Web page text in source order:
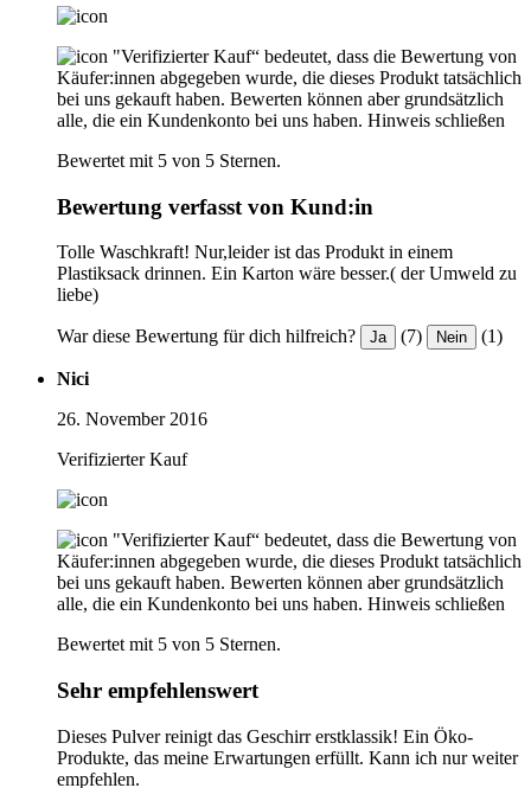
"Verifizierter Kauf“ bedeutet, dass die Bewertung von
Käufer:innen abgegeben wurde, die dieses Produkt tatsächlich
bei uns gekauft haben. Bewerten können aber grundsätzlich
alle, die ein Kundenkonto bei uns haben. Hinweis schließen
Bewertet mit 5 von 5 Sternen.
Bewertung verfasst von Kund:in
Tolle Waschkraft! Nur,leider ist das Produkt in einem
Plastiksack drinnen. Ein Karton wäre besser.( der Umweld zu
liebe)
War diese Bewertung für dich hilfreich? Ja (7) Nein (1)
Nici
26. November 2016
Verifizierter Kauf
"Verifizierter Kauf“ bedeutet, dass die Bewertung von
Käufer:innen abgegeben wurde, die dieses Produkt tatsächlich
bei uns gekauft haben. Bewerten können aber grundsätzlich
alle, die ein Kundenkonto bei uns haben. Hinweis schließen
Bewertet mit 5 von 5 Sternen.
Sehr empfehlenswert
Dieses Pulver reinigt das Geschirr erstklassik! Ein Öko-
Produkte, das meine Erwartungen erfüllt. Kann ich nur weiter
empfehlen.